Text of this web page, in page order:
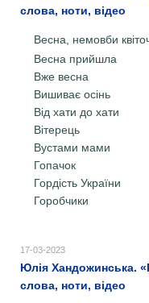
слова, ноти, відео
Весна, немовби
Весна прийшла
Вже весна
Вишиває осінь
Від хати до хати
Вітерець
Вустами мами
Гопачок
Гордість України
Горобчики
17-03-2023
Юлія Хандожинська.
слова, ноти, відео